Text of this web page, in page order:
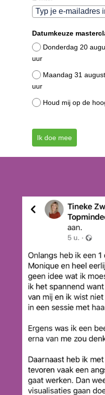
Datumkeuze
Donderdag 20
uur
Maandag 31
uur
Houd mij op de
Ik doe mee